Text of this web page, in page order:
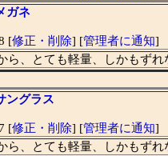
ガネ
[修正・削除] [管理者に通知]
ら、とても軽量、しかもず
ングラス
[修正・削除] [管理者に通知]
ら、とても軽量、しかもず